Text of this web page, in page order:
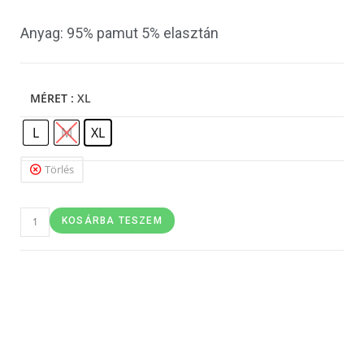
Anyag: 95% pamut 5% elasztán
MÉRET : XL
L M XL
Törlés
KOSÁRBA TESZEM